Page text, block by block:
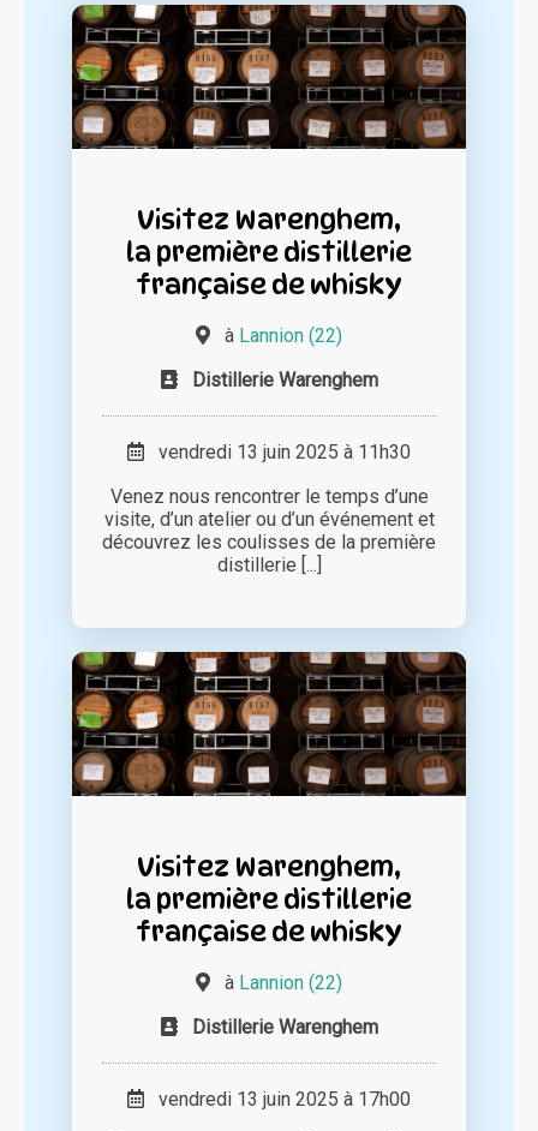
Visitez Warenghem,
la première distillerie
française de whisky
à Lannion (22)
Distillerie Warenghem
vendredi 13 juin 2025 à 11h30
Venez nous rencontrer le temps d’une
visite, d’un atelier ou d’un événement et
découvrez les coulisses de la première
distillerie [...]
Visitez Warenghem,
la première distillerie
française de whisky
à Lannion (22)
Distillerie Warenghem
vendredi 13 juin 2025 à 17h00